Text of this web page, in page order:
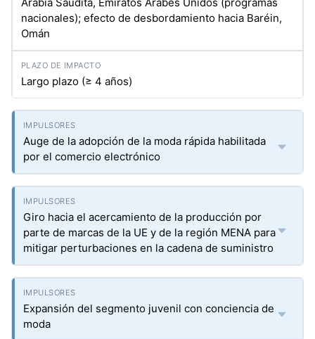
nacionales); efecto de desbordamiento hacia Baréin,
Omán
Largo plazo (≥ 4 años)
Auge de la adopción de la moda rápida habilitada
por el comercio electrónico
Giro hacia el acercamiento de la producción por
parte de marcas de la UE y de la región MENA para
mitigar perturbaciones en la cadena de suministro
Expansión del segmento juvenil con conciencia de
moda